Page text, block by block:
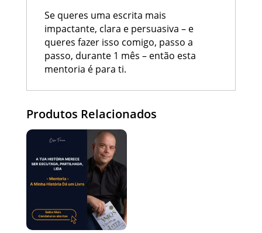
Se queres uma escrita mais
impactante, clara e persuasiva – e
queres fazer isso comigo, passo a
passo, durante 1 mês – então esta
mentoria é para ti.
Produtos Relacionados